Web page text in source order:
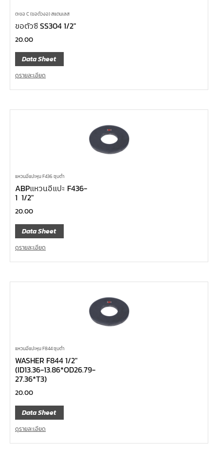
ตะขอ C (ขอตัวงอ) สแตนเลส
ขอตัวซี SS304 1/2″
20.00
Data Sheet
ดูรายละเอียด
แหวนอีแปะหุน F436 ชุบดำ
ABPแหวนอีแปะ F436-
1 1/2″
20.00
Data Sheet
ดูรายละเอียด
แหวนอีแปะหุน F844 ชุบดำ
WASHER F844 1/2″
(ID13.36-13.86*OD26.79-
27.36*T3)
20.00
Data Sheet
ดูรายละเอียด